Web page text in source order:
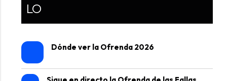
LO
Dónde ver la Ofrenda 2026